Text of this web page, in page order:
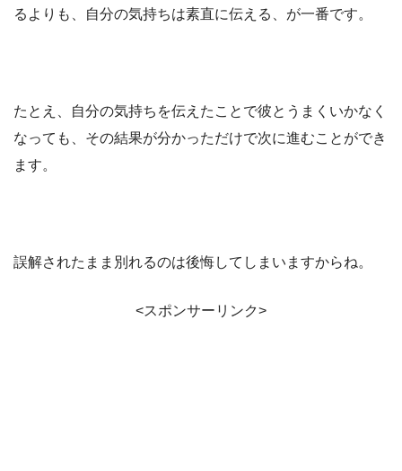
るよりも、自分の気持ちは素直に伝える、が一番です。
たとえ、自分の気持ちを伝えたことで彼とうまくいかなく
なっても、その結果が分かっただけで次に進むことができ
ます。
誤解されたまま別れるのは後悔してしまいますからね。
<スポンサーリンク>